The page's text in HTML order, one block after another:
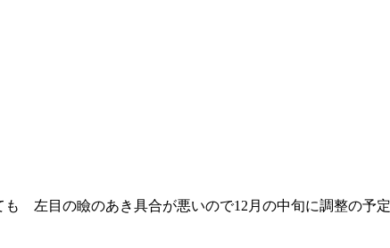
も 左目の瞼のあき具合が悪いので12月の中旬に調整の